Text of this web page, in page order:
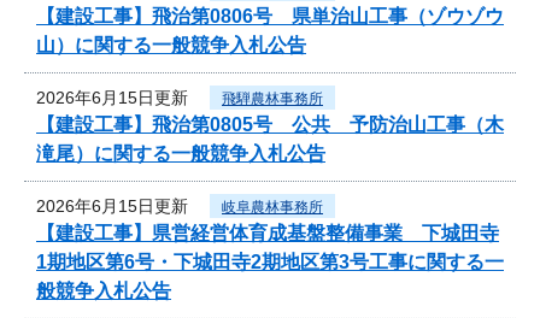
【建設工事】飛治第0806号 県単治山工事（ゾウゾウ
山）に関する一般競争入札公告
2026年6月15日更新 飛騨農林事務所
【建設工事】飛治第0805号 公共 予防治山工事（木
滝尾）に関する一般競争入札公告
2026年6月15日更新 岐阜農林事務所
【建設工事】県営経営体育成基盤整備事業 下城田寺
1期地区第6号・下城田寺2期地区第3号工事に関する一
般競争入札公告